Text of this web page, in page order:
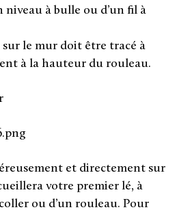
niveau à bulle ou d’un fil à
sur le mur doit être tracé à
à la hauteur du rouleau.
et directement sur
votre premier lé, à
ou d’un rouleau. Pour